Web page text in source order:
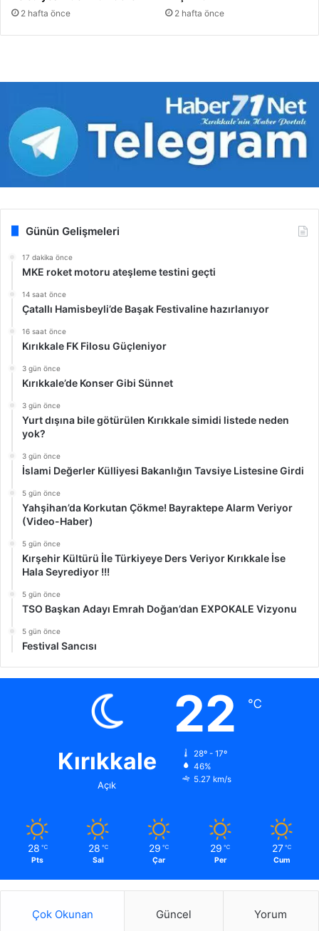
2 hafta önce 2 hafta önce
Günün Gelişmeleri
17 dakika önce
MKE roket motoru ateşleme testini geçti
14 saat önce
Çatallı Hamisbeyli’de Başak Festivaline hazırlanıyor
16 saat önce
Kırıkkale FK Filosu Güçleniyor
3 gün önce
Kırıkkale’de Konser Gibi Sünnet
3 gün önce
Yurt dışına bile götürülen Kırıkkale simidi listede neden
yok?
3 gün önce
İslami Değerler Külliyesi Bakanlığın Tavsiye Listesine Girdi
5 gün önce
Yahşihan’da Korkutan Çökme! Bayraktepe Alarm Veriyor
(Video-Haber)
5 gün önce
Kırşehir Kültürü İle Türkiyeye Ders Veriyor Kırıkkale İse
Hala Seyrediyor !!!
5 gün önce
TSO Başkan Adayı Emrah Doğan’dan EXPOKALE Vizyonu
5 gün önce
Festival Sancısı
Kırıkkale
Açık
22 ℃
28º - 17º
46%
5.27 km/s
28 ℃
Pts
28 ℃
Sal
29 ℃
Çar
29 ℃
Per
27 ℃
Cum
Çok Okunan Güncel Yorum